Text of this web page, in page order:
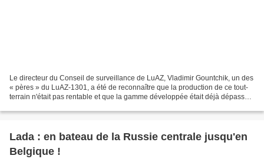
Le directeur du Conseil de surveillance de LuAZ, Vladimir Gountchik, un des
« pères » du LuAZ-1301, a été de reconnaître que la production de ce tout-
terrain n'était pas rentable et que la gamme développée était déjà dépassée
Lada : en bateau de la Russie centrale jusqu'en
Belgique !